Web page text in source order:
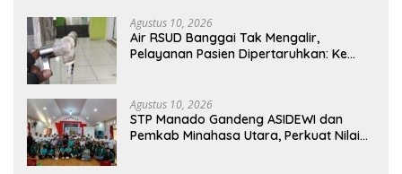
Agustus 10, 2026
Air RSUD Banggai Tak Mengalir,
Pelayanan Pasien Dipertaruhkan: Ke
Agustus 10, 2026
‎STP Manado Gandeng ASIDEWI dan
Pemkab Minahasa Utara, Perkuat Nilai